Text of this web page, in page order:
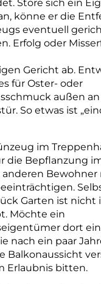
könne er die
eventuell
Erfolg oder
Gericht ab.
für Oster- oder
außen
So etwas ist
im
die Bepflanzung
anderen
Garten ist nicht
Möchte ein
dort
nach ein paar
Balkonaussicht
Erlaubnis bitten.